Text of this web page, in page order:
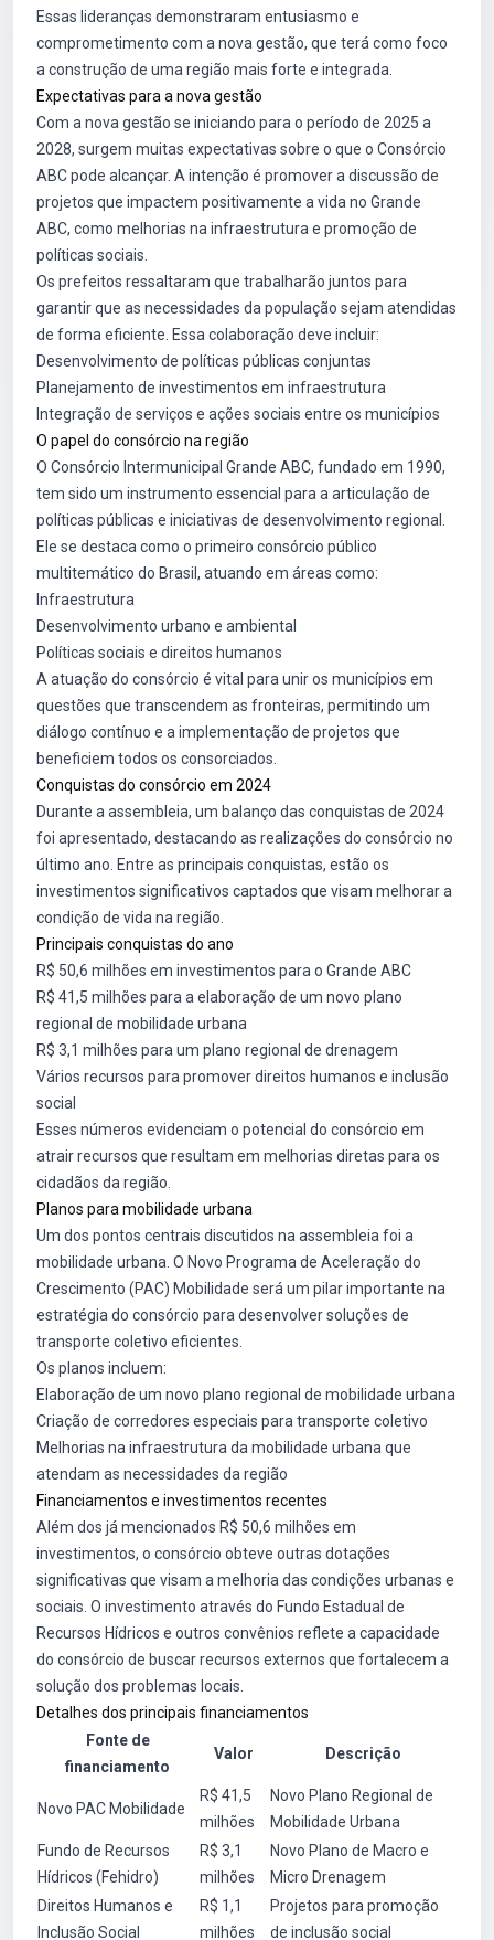
Essas lideranças demonstraram entusiasmo e
comprometimento com a nova gestão, que terá como foco
a construção de uma região mais forte e integrada.
Expectativas para a nova gestão
Com a nova gestão se iniciando para o período de 2025 a
2028, surgem muitas expectativas sobre o que o Consórcio
ABC pode alcançar. A intenção é promover a discussão de
projetos que impactem positivamente a vida no Grande
ABC, como melhorias na infraestrutura e promoção de
políticas sociais.
Os prefeitos ressaltaram que trabalharão juntos para
garantir que as necessidades da população sejam atendidas
de forma eficiente. Essa colaboração deve incluir:
Desenvolvimento de políticas públicas conjuntas
Planejamento de investimentos em infraestrutura
Integração de serviços e ações sociais entre os municípios
O papel do consórcio na região
O Consórcio Intermunicipal Grande ABC, fundado em 1990,
tem sido um instrumento essencial para a articulação de
políticas públicas e iniciativas de desenvolvimento regional.
Ele se destaca como o primeiro consórcio público
multitemático do Brasil, atuando em áreas como:
Infraestrutura
Desenvolvimento urbano e ambiental
Políticas sociais e direitos humanos
A atuação do consórcio é vital para unir os municípios em
questões que transcendem as fronteiras, permitindo um
diálogo contínuo e a implementação de projetos que
beneficiem todos os consorciados.
Conquistas do consórcio em 2024
Durante a assembleia, um balanço das conquistas de 2024
foi apresentado, destacando as realizações do consórcio no
último ano. Entre as principais conquistas, estão os
investimentos significativos captados que visam melhorar a
condição de vida na região.
Principais conquistas do ano
R$ 50,6 milhões em investimentos para o Grande ABC
R$ 41,5 milhões para a elaboração de um novo plano
regional de mobilidade urbana
R$ 3,1 milhões para um plano regional de drenagem
Vários recursos para promover direitos humanos e inclusão
social
Esses números evidenciam o potencial do consórcio em
atrair recursos que resultam em melhorias diretas para os
cidadãos da região.
Planos para mobilidade urbana
Um dos pontos centrais discutidos na assembleia foi a
mobilidade urbana. O Novo Programa de Aceleração do
Crescimento (PAC) Mobilidade será um pilar importante na
estratégia do consórcio para desenvolver soluções de
transporte coletivo eficientes.
Os planos incluem:
Elaboração de um novo plano regional de mobilidade urbana
Criação de corredores especiais para transporte coletivo
Melhorias na infraestrutura da mobilidade urbana que
atendam as necessidades da região
Financiamentos e investimentos recentes
Além dos já mencionados R$ 50,6 milhões em
investimentos, o consórcio obteve outras dotações
significativas que visam a melhoria das condições urbanas e
sociais. O investimento através do Fundo Estadual de
Recursos Hídricos e outros convênios reflete a capacidade
do consórcio de buscar recursos externos que fortalecem a
solução dos problemas locais.
Detalhes dos principais financiamentos
Fonte de
financiamento
Valor Descrição
Novo PAC Mobilidade
R$ 41,5
milhões
Novo Plano Regional de
Mobilidade Urbana
Fundo de Recursos
Hídricos (Fehidro)
R$ 3,1
milhões
Novo Plano de Macro e
Micro Drenagem
Direitos Humanos e
Inclusão Social
R$ 1,1
milhões
Projetos para promoção
de inclusão social